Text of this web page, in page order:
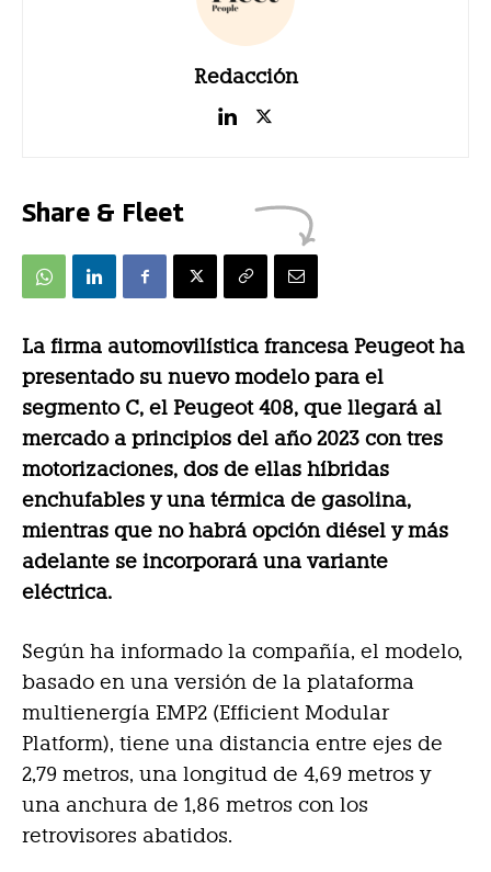
Redacción
Share & Fleet
La firma automovilística francesa Peugeot ha
presentado su nuevo modelo para el
segmento C, el Peugeot 408, que llegará al
mercado a principios del año 2023 con tres
motorizaciones, dos de ellas híbridas
enchufables y una térmica de gasolina,
mientras que no habrá opción diésel y más
adelante se incorporará una variante
eléctrica.
Según ha informado la compañía, el modelo,
basado en una versión de la plataforma
multienergía EMP2 (Efficient Modular
Platform), tiene una distancia entre ejes de
2,79 metros, una longitud de 4,69 metros y
una anchura de 1,86 metros con los
retrovisores abatidos.